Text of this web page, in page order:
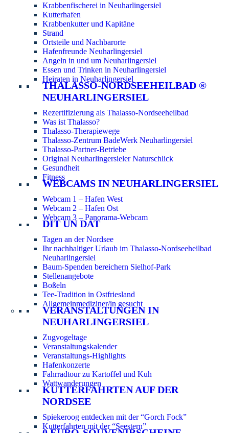
Krabbenfischerei in Neuharlingersiel
Kutterhafen
Krabbenkutter und Kapitäne
Strand
Ortsteile und Nachbarorte
Hafenfreunde Neuharlingersiel
Angeln in und um Neuharlingersiel
Essen und Trinken in Neuharlingersiel
Heiraten in Neuharlingersiel
THALASSO-NORDSEEHEILBAD ®
NEUHARLINGERSIEL
Rezertifizierung als Thalasso-Nordseeheilbad
Was ist Thalasso?
Thalasso-Therapiewege
Thalasso-Zentrum BadeWerk Neuharlingersiel
Thalasso-Partner-Betriebe
Original Neuharlingersieler Naturschlick
Gesundheit
Fitness
WEBCAMS IN NEUHARLINGERSIEL
Webcam 1 – Hafen West
Webcam 2 – Hafen Ost
Webcam 3 – Panorama-Webcam
DIT UN DAT
Tagen an der Nordsee
Ihr nachhaltiger Urlaub im Thalasso-Nordseeheilbad
Neuharlingersiel
Baum-Spenden bereichern Sielhof-Park
Stellenangebote
Boßeln
Tee-Tradition in Ostfriesland
Allgemeinmediziner/in gesucht
VERANSTALTUNGEN IN
NEUHARLINGERSIEL
Zugvogeltage
Veranstaltungskalender
Veranstaltungs-Highlights
Hafenkonzerte
Fahrradtour zu Kartoffel und Kuh
Wattwanderungen
KUTTERFAHRTEN AUF DER
NORDSEE
Spiekeroog entdecken mit der “Gorch Fock”
Kutterfahrten mit der “Seestern”